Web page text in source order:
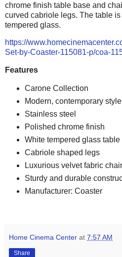
chrome finish table base and
curved cabriole legs. The table
tempered glass.
https://
Set-by-Coaster-115081-p/coa-
Features
Carone Collection
Modern, contemporary style
Stainless steel
Polished chrome finish
White tempered glass table
Cabriole shaped legs
Luxurious velvet fabric
Sturdy and durable
Manufacturer: Coaster
Home Cinema Center at 7:57 AM
Share